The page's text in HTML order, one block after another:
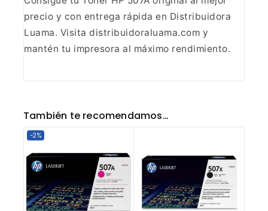
precio y con entrega rápida en Distribuidora
Luama. Visita distribuidoraluama.com y
mantén tu impresora al máximo rendimiento.
También te recomendamos…
-2%